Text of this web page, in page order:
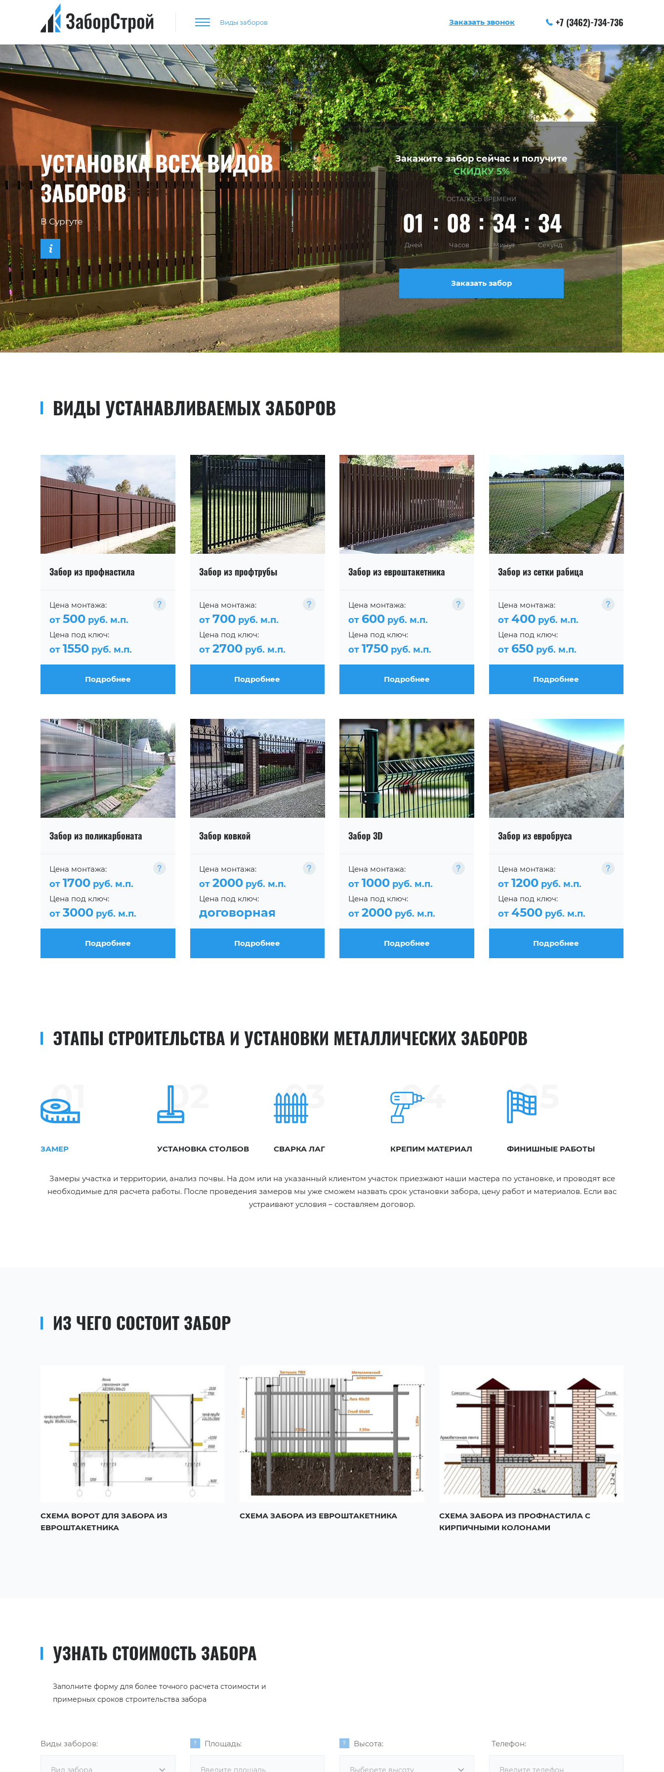
Виды заборов Заказать звонок +7 (3462)-734-736
УСТАНОВКА ВСЕХ ВИДОВ
ЗАБОРОВ
В Сургуте
Закажите забор сейчас и получите
СКИДКУ 5%
ОСТАЛОСЬ ВРЕМЕНИ
01 08 34 32
Дней Часов Минут Секунд
Заказать забор
ВИДЫ УСТАНАВЛИВАЕМЫХ ЗАБОРОВ
Забор из профнастила
Цена монтажа:
от 500 руб. м.п.
Цена под ключ:
от 1550 руб. м.п.
Подробнее
Забор из профтрубы
Цена монтажа:
от 700руб. м.п.
Цена под ключ:
от 2700руб. м.п.
Подробнее
Забор из евроштакетника
Цена монтажа:
от 600 руб. м.п.
Цена под ключ:
от 1750 руб. м.п.
Подробнее
Забор из сетки рабица
Цена монтажа:
от 400руб. м.п.
Цена под ключ:
от 650руб. м.п.
Подробнее
Забор из поликарбоната
Цена монтажа:
от 1700 руб. м.п.
Цена под ключ:
от 3000 руб. м.п.
Подробнее
Забор ковкой
Цена монтажа:
от 2000руб. м.п.
Цена под ключ:
договорная
Подробнее
Забор 3D
Цена монтажа:
от 1000 руб. м.п.
Цена под ключ:
от 2000 руб. м.п.
Подробнее
Забор из евробруса
Цена монтажа:
от 1200руб. м.п.
Цена под ключ:
от 4500руб. м.п.
Подробнее
ЭТАПЫ СТРОИТЕЛЬСТВА И УСТАНОВКИ МЕТАЛЛИЧЕСКИХ ЗАБОРОВ
ЗАМЕР УСТАНОВКА СТОЛБОВ СВАРКА ЛАГ КРЕПИМ МАТЕРИАЛ ФИНИШНЫЕ РАБОТЫ
Замеры участка и территории, анализ почвы. На дом или на указанный клиентом участок приезжают наши мастера по установке, и проводят все
необходимые для расчета работы. После проведения замеров мы уже сможем назвать срок установки забора, цену работ и материалов. Если вас
устраивают условия – составляем договор.
ИЗ ЧЕГО СОСТОИТ ЗАБОР
СХЕМА ВОРОТ ДЛЯ ЗАБОРА ИЗ
ЕВРОШТАКЕТНИКА
СХЕМА ЗАБОРА ИЗ ЕВРОШТАКЕТНИКА
СХЕМА ЗАБОРА ИЗ ПРОФНАСТИЛА С
КИРПИЧНЫМИ КОЛОНАМИ
УЗНАТЬ СТОИМОСТЬ ЗАБОРА
Заполните форму для более точного расчета стоимости и
примерных сроков строительства забора
Виды заборов:
Вид забора
Площадь: Высота:
Выберете высоту
Телефон: